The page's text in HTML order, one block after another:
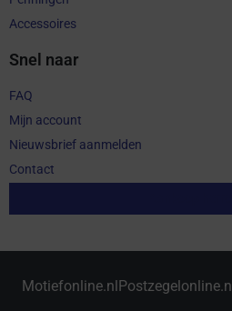
Accessoires
Snel naar
FAQ
Mijn account
Nieuwsbrief aanmelden
Contact
Motiefonline.nl Postzegelonline.nl